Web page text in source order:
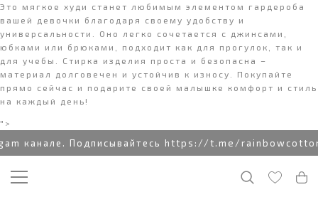
Это мягкое худи станет любимым элементом гардероба
вашей девочки благодаря своему удобству и
универсальности. Оно легко сочетается с джинсами,
юбками или брюками, подходит как для прогулок, так и
для учебы. Стирка изделия проста и безопасна –
материал долговечен и устойчив к износу. Покупайте
прямо сейчас и подарите своей малышке комфорт и стиль
на каждый день!
">
канале. Подписывайтесь https://t.me/